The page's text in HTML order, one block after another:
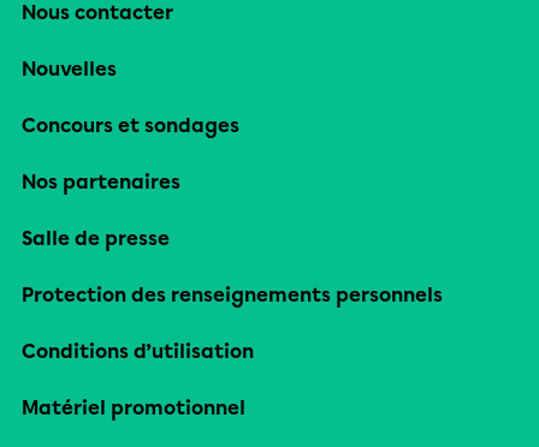
Nous contacter
Nouvelles
Concours et sondages
Nos partenaires
Salle de presse
Protection des renseignements personnels
Conditions d’utilisation
Matériel promotionnel